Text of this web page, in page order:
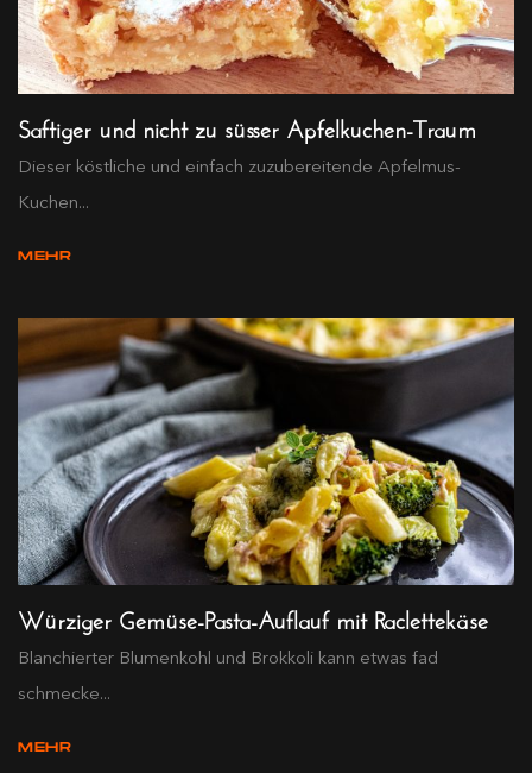
Saftiger und nicht zu süsser Apfelkuchen-Traum
Dieser köstliche und einfach zuzubereitende Apfelmus-
Kuchen...
MEHR
Würziger Gemüse-Pasta-Auflauf mit Raclettekäse
Blanchierter Blumenkohl und Brokkoli kann etwas fad
schmecke...
MEHR